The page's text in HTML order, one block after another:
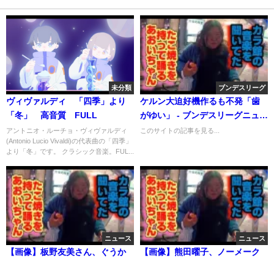
未分類
ヴィヴァルディ 「四季」より
「冬」 高音質 FULL
アントニオ・ルーチョ・ヴィヴァルディ
(Antonio Lucio Vivaldi)の代表曲の「四季」
より「冬」です。 クラシック音楽。FUL...
ブンデスリーグ
ケルン大迫好機作るも不発「歯
がゆい」 - ブンデスリーグニュー
ス
このサイトの記事を見る...
ニュース
【画像】板野友美さん、ぐうか
ニュース
【画像】熊田曜子、ノーメーク